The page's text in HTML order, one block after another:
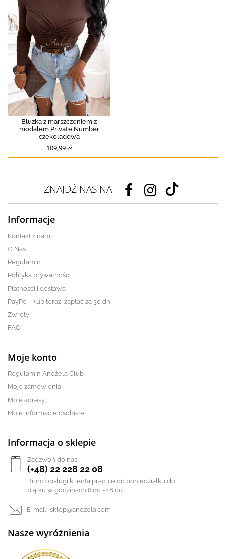
Bluzka z marszczeniem z
modalem Private Number
czekoladowa
109,99 zł
ZNAJDŹ NAS NA
Informacje
Kontakt z nami
O Nas
Regulamin
Polityka prywatności
Płatności i dostawa
PayPo - Kup teraz, zapłać za 30 dni
Zwroty
FAQ
Moje konto
Regulamin Andżela Club
Moje zamówienia
Moje adresy
Moje informacje osobiste
Informacja o sklepie
Zadzwoń do nas:
(+48) 22 228 22 08
Biuro obsługi klienta pracuje od poniedziałku do
piątku w godzinach 8:00 - 16:00
E-mail: sklep@andzela.com
Nasze wyróżnienia